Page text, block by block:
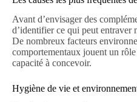
Avant d’envisager des
d’identifier ce qui peut entraver
De nombreux facteurs
comportementaux jouent un
capacité à concevoir.
Hygiène de vie et